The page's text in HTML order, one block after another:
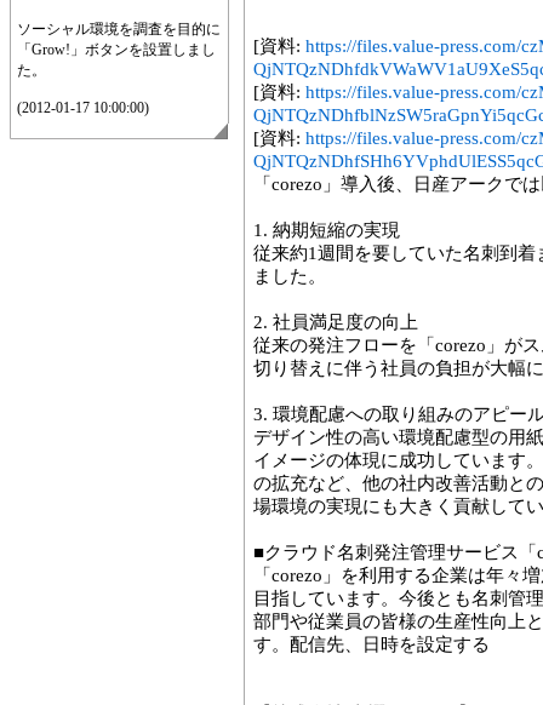
ソーシャル環境を調査を目的に
「Grow!」ボタンを設置しまし
た。
(2012-01-17 10:00:00)
[資料: https://files.value-press.com/
[資料: https://files.value-press.com/
[資料: https://files.value-press.com/
「corezo」導入後、日産アークで
1. 納期短縮の実現
従来約1週間を要していた名刺到
ました。
2. 社員満足度の向上
従来の発注フローを「corezo」が
切り替えに伴う社員の負担が大幅
3. 環境配慮への取り組みのアピー
デザイン性の高い環境配慮型の用
イメージの体現に成功しています
の拡充など、他の社内改善活動と
場環境の実現にも大きく貢献して
■クラウド名刺発注管理サービス「
「corezo」を利用する企業は年々
目指しています。今後とも名刺管
部門や従業員の皆様の生産性向上
す。配信先、日時を設定する